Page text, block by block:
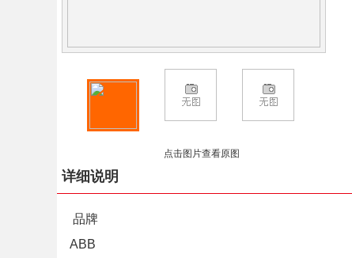
点击图片查看原图
详细说明
品牌
ABB